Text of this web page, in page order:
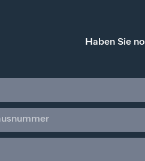
Haben Sie